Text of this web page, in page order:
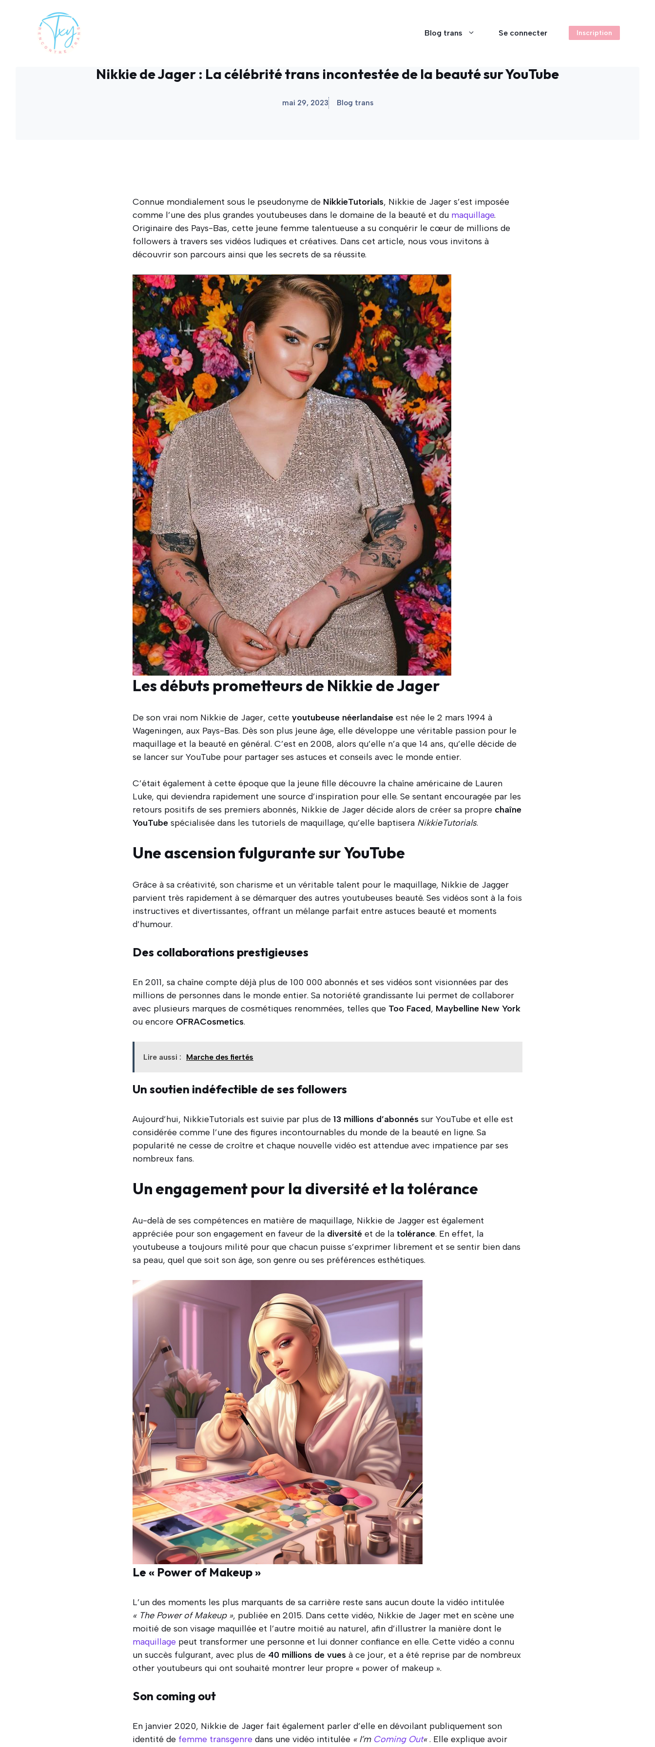
Blog trans Se connecter Inscription
Nikkie de Jager : La célébrité trans incontestée de la beauté sur YouTube
mai 29, 2023 Blog trans
Connue mondialement sous le pseudonyme de NikkieTutorials, Nikkie de Jager s’est imposée
comme l’une des plus grandes youtubeuses dans le domaine de la beauté et du maquillage.
Originaire des Pays-Bas, cette jeune femme talentueuse a su conquérir le cœur de millions de
followers à travers ses vidéos ludiques et créatives. Dans cet article, nous vous invitons à
découvrir son parcours ainsi que les secrets de sa réussite.
Les débuts prometteurs de Nikkie de Jager
De son vrai nom Nikkie de Jager, cette youtubeuse néerlandaise est née le 2 mars 1994 à
Wageningen, aux Pays-Bas. Dès son plus jeune âge, elle développe une véritable passion pour le
maquillage et la beauté en général. C’est en 2008, alors qu’elle n’a que 14 ans, qu’elle décide de
se lancer sur YouTube pour partager ses astuces et conseils avec le monde entier.
C’était également à cette époque que la jeune fille découvre la chaîne américaine de Lauren
Luke, qui deviendra rapidement une source d’inspiration pour elle. Se sentant encouragée par les
retours positifs de ses premiers abonnés, Nikkie de Jager décide alors de créer sa propre chaîne
YouTube spécialisée dans les tutoriels de maquillage, qu’elle baptisera NikkieTutorials.
Une ascension fulgurante sur YouTube
Grâce à sa créativité, son charisme et un véritable talent pour le maquillage, Nikkie de Jagger
parvient très rapidement à se démarquer des autres youtubeuses beauté. Ses vidéos sont à la fois
instructives et divertissantes, offrant un mélange parfait entre astuces beauté et moments
d’humour.
Des collaborations prestigieuses
En 2011, sa chaîne compte déjà plus de 100 000 abonnés et ses vidéos sont visionnées par des
millions de personnes dans le monde entier. Sa notoriété grandissante lui permet de collaborer
avec plusieurs marques de cosmétiques renommées, telles que Too Faced, Maybelline New York
ou encore OFRACosmetics.
Lire aussi : Marche des fiertés
Un soutien indéfectible de ses followers
Aujourd’hui, NikkieTutorials est suivie par plus de 13 millions d’abonnés sur YouTube et elle est
considérée comme l’une des figures incontournables du monde de la beauté en ligne. Sa
popularité ne cesse de croître et chaque nouvelle vidéo est attendue avec impatience par ses
nombreux fans.
Un engagement pour la diversité et la tolérance
Au-delà de ses compétences en matière de maquillage, Nikkie de Jagger est également
appréciée pour son engagement en faveur de la diversité et de la tolérance. En effet, la
youtubeuse a toujours milité pour que chacun puisse s’exprimer librement et se sentir bien dans
sa peau, quel que soit son âge, son genre ou ses préférences esthétiques.
Le « Power of Makeup »
L’un des moments les plus marquants de sa carrière reste sans aucun doute la vidéo intitulée
« The Power of Makeup », publiée en 2015. Dans cette vidéo, Nikkie de Jager met en scène une
moitié de son visage maquillée et l’autre moitié au naturel, afin d’illustrer la manière dont le
maquillage peut transformer une personne et lui donner confiance en elle. Cette vidéo a connu
un succès fulgurant, avec plus de 40 millions de vues à ce jour, et a été reprise par de nombreux
other youtubeurs qui ont souhaité montrer leur propre « power of makeup ».
Son coming out
En janvier 2020, Nikkie de Jager fait également parler d’elle en dévoilant publiquement son
identité de femme transgenre dans une vidéo intitulée « I’m Coming Out«. Elle explique avoir